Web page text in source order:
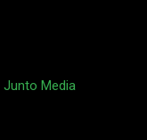
Junto Media